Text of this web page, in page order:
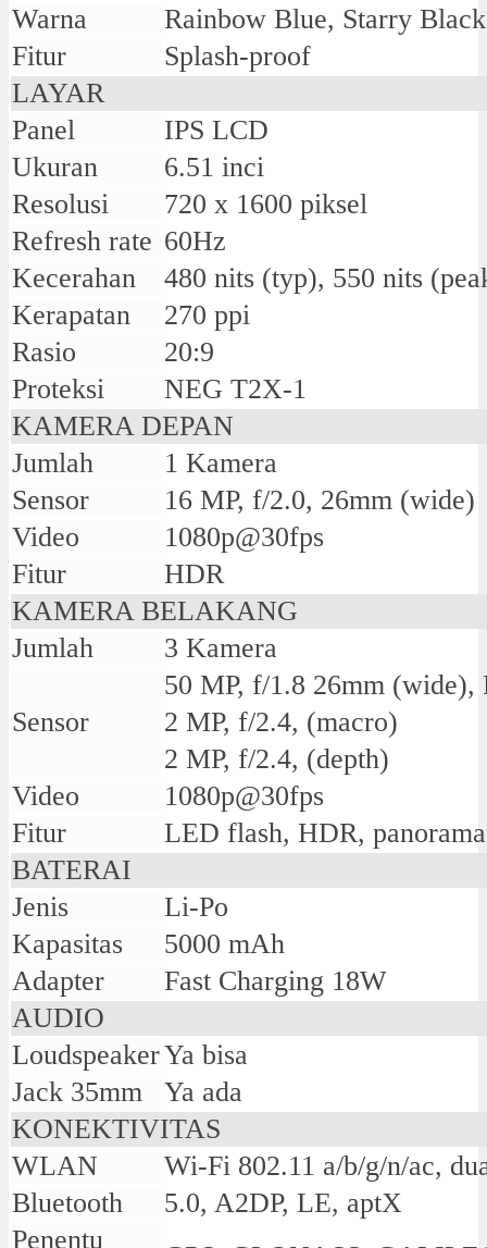
Warna
Rainbow Blue, Starry
Fitur
Splash-proof
LAYAR
Panel
IPS LCD
Ukuran
6.51 inci
Resolusi
720 x 1600 piksel
Refresh rate 60Hz
Kecerahan
480 nits (typ), 550 nits
Kerapatan
270 ppi
Rasio
20:9
Proteksi
NEG T2X-1
KAMERA DEPAN
Jumlah
1 Kamera
Sensor
16 MP, f/2.0, 26mm (wide)
Video
1080p@30fps
Fitur
HDR
KAMERA BELAKANG
Jumlah
3 Kamera
Sensor
50 MP, f/1.8 26mm (wide),
2 MP, f/2.4, (macro)
2 MP, f/2.4, (depth)
Video
1080p@30fps
Fitur
LED flash, HDR, panorama
BATERAI
Jenis
Li-Po
Kapasitas
5000 mAh
Adapter
Fast Charging 18W
AUDIO
LoudspeakerYa bisa
Jack 35mm
Ya ada
KONEKTIVITAS
WLAN
Wi-Fi 802.11 a/b/g/n/ac,
Bluetooth
5.0, A2DP, LE, aptX
Penentu